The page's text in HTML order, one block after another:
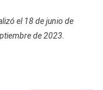
el 18 de junio de
de 2023.